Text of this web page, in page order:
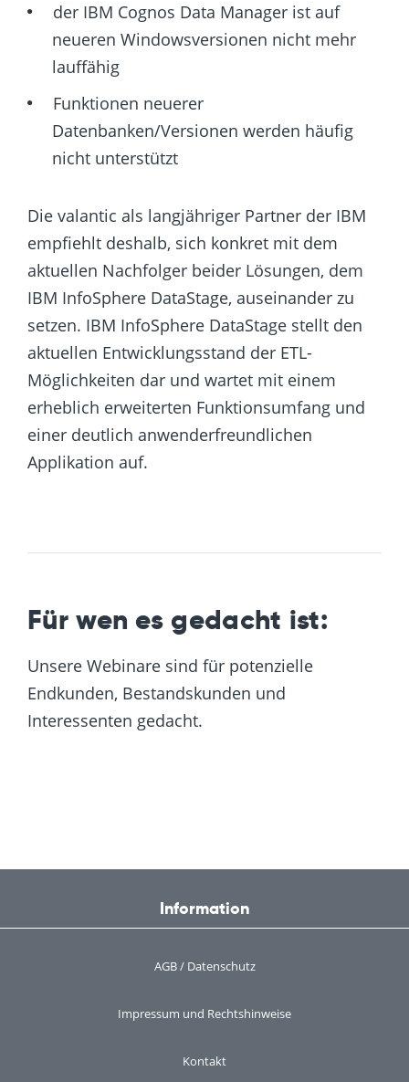
der IBM Cognos Data Manager ist auf
neueren Windowsversionen nicht mehr
lauffähig
Funktionen neuerer
Datenbanken/Versionen werden häufig
nicht unterstützt
Die valantic als langjähriger Partner der IBM
empfiehlt deshalb, sich konkret mit dem
aktuellen Nachfolger beider Lösungen, dem
IBM InfoSphere DataStage, auseinander zu
setzen. IBM InfoSphere DataStage stellt den
aktuellen Entwicklungsstand der ETL-
Möglichkeiten dar und wartet mit einem
erheblich erweiterten Funktionsumfang und
einer deutlich anwenderfreundlichen
Applikation auf.
Für wen es gedacht ist:
Unsere Webinare sind für potenzielle
Endkunden, Bestandskunden und
Interessenten gedacht.
Information
AGB / Datenschutz
Impressum und Rechtshinweise
Kontakt